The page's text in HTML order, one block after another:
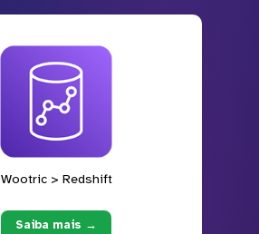
Wootric > Redshift
Saiba mais →